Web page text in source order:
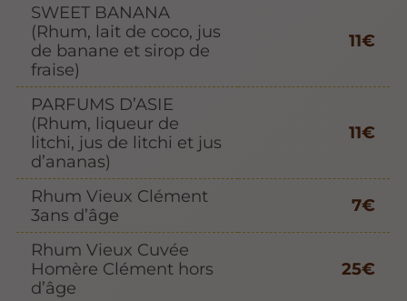
SWEET BANANA
(Rhum, lait de coco, jus
de banane et sirop de
fraise)
11€
PARFUMS D’ASIE
(Rhum, liqueur de
litchi, jus de litchi et jus
d’ananas)
11€
Rhum Vieux Clément
3ans d’âge
7€
Rhum Vieux Cuvée
Homère Clément hors
d’âge
25€